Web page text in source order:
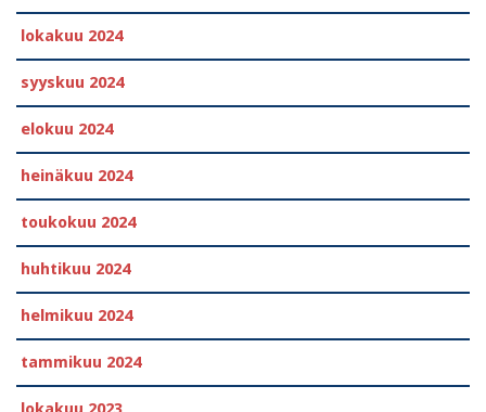
lokakuu 2024
syyskuu 2024
elokuu 2024
heinäkuu 2024
toukokuu 2024
huhtikuu 2024
helmikuu 2024
tammikuu 2024